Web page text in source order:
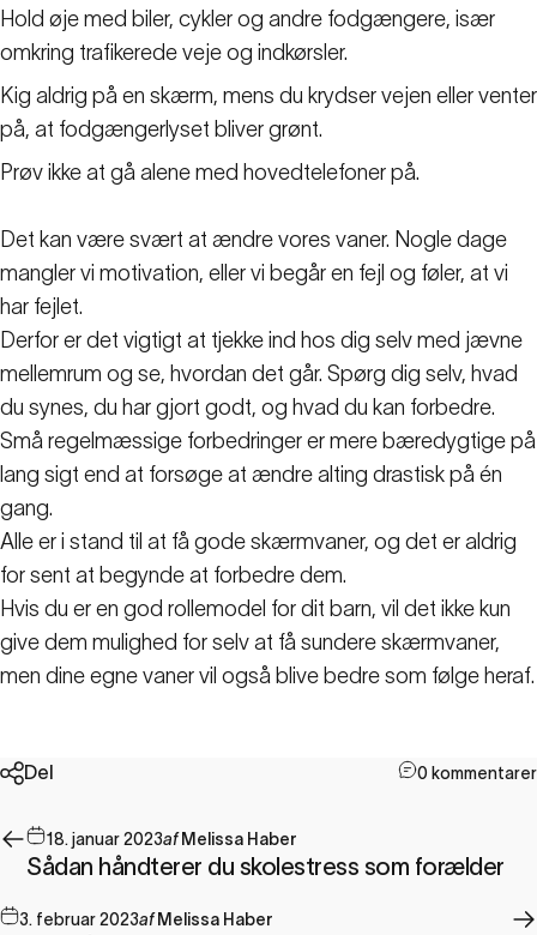
Hold øje med biler, cykler og andre fodgængere, især
omkring trafikerede veje og indkørsler.
Kig aldrig på en skærm, mens du krydser vejen eller venter
på, at fodgængerlyset bliver grønt.
Prøv ikke at gå alene med hovedtelefoner på.
Det kan være svært at ændre vores vaner. Nogle dage
mangler vi motivation, eller vi begår en fejl og føler, at vi
har fejlet.
Derfor er det vigtigt at tjekke ind hos dig selv med jævne
mellemrum og se, hvordan det går. Spørg dig selv, hvad
du synes, du har gjort godt, og hvad du kan forbedre.
Små regelmæssige forbedringer er mere bæredygtige på
lang sigt end at forsøge at ændre alting drastisk på én
gang.
Alle er i stand til at få gode skærmvaner, og det er aldrig
for sent at begynde at forbedre dem.
Hvis du er en god rollemodel for dit barn, vil det ikke kun
give dem mulighed for selv at få sundere skærmvaner,
men dine egne vaner vil også blive bedre som følge heraf.
Del 0 kommentarer
18. januar 2023afMelissa Haber
Sådan håndterer du skolestress som forælder
3. februar 2023afMelissa Haber